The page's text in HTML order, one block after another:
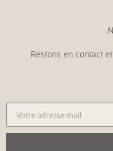
Restons en contact